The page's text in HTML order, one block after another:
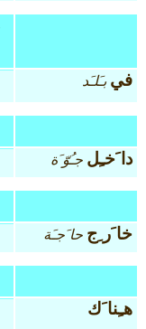
في بـَلـَد
دا َخـِل جـُوّ َة
خا َر ِج حا َجـَة
هـِنا َك